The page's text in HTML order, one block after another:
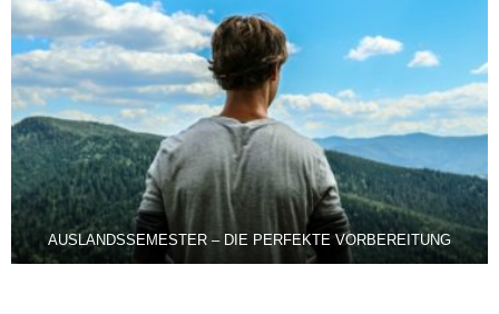
AUSLANDSSEMESTER – DIE PERFEKTE VORBEREITUNG